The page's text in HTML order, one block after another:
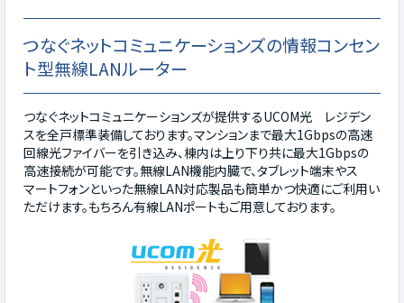
つなぐネットコミュニケーションズの情報コンセン
ト型無線LANルーター
つなぐネットコミュニケーションズが提供するUCOM光 レジデン
スを全戸標準装備しております。マンションまで最大1Gbpsの高速
回線光ファイバーを引き込み、棟内は上り下り共に最大1Gbpsの
高速接続が可能です。無線LAN機能内臓で、タブレット端末やス
マートフォンといった無線LAN対応製品も簡単かつ快適にご利用い
ただけます。もちろん有線LANポートもご用意しております。